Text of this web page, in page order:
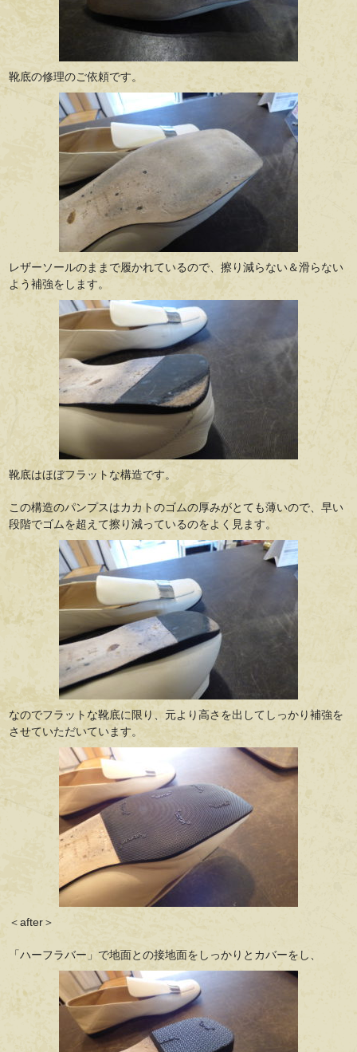
靴底の修理のご依頼です。
レザーソールのままで履かれているので、擦り減らない＆滑らない
よう補強をします。
靴底はほぼフラットな構造です。
この構造のパンプスはカカトのゴムの厚みがとても薄いので、早い
段階でゴムを超えて擦り減っているのをよく見ます。
なのでフラットな靴底に限り、元より高さを出してしっかり補強を
させていただいています。
＜after＞
「ハーフラバー」で地面との接地面をしっかりとカバーをし、